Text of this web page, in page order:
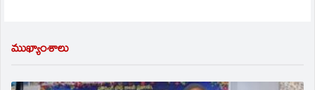
ముఖ్యాంశాలు